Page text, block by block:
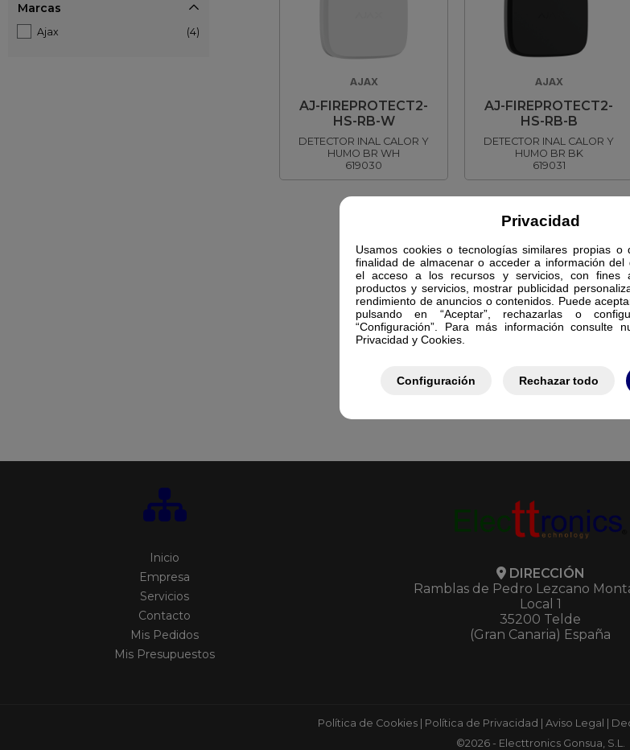
Privacidad
Usamos cookies o tecnologías similares propias o
finalidad de almacenar o acceder a información del
el acceso a los recursos y servicios, con fines
productos y servicios, mostrar publicidad
rendimiento de anuncios o contenidos. Puede
pulsando en “Aceptar”, rechazarlas o
“Configuración”. Para más información consulte
Privacidad y Cookies.
Configuración Rechazar todo
Marcas
Ajax (4)
AJAX
AJ-FIREPROTECT2-
HS-RB-W
DETECTOR INAL CALOR Y
HUMO BR WH
619030
AJAX
AJ-FIREPROTECT2-
HS-RB-B
DETECTOR INAL CALOR Y
HUMO BR BK
619031
Inicio
Empresa
Servicios
Contacto
Mis Pedidos
Mis Presupuestos
DIRECCIÓN
Ramblas de Pedro Lezcano
Local 1
35200 Telde
(Gran Canaria) España
Política de Cookies| Política de Privacidad Aviso Legal
©2026 - Electtronics Gonsua, S.L.